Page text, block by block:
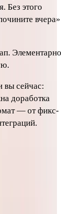
Без этого
вы сейчас:
доработка
— от фикс-